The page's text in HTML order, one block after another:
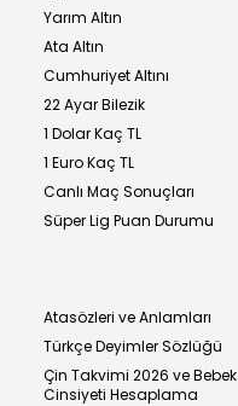
Yarım Altın
Ata Altın
Cumhuriyet Altını
22 Ayar Bilezik
1 Dolar Kaç TL
1 Euro Kaç TL
Canlı Maç Sonuçları
Süper Lig Puan Durumu
Atasözleri ve Anlamları
Türkçe Deyimler Sözlüğü
Çin Takvimi 2026 ve Bebek
Cinsiyeti Hesaplama